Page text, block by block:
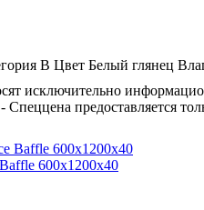
B Цвет Белый глянец
исключительно
предоставляется
600x1200x40